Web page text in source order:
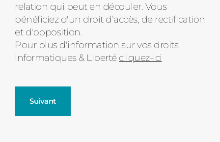
relation qui peut en découler. Vous
bénéficiez d'un droit d’accès, de rectification
et d'opposition.
Pour plus d'information sur vos droits
informatiques & Liberté cliquez-ici
Suivant